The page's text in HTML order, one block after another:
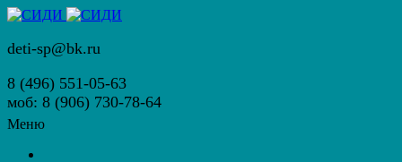
deti-sp@bk.ru
8 (496) 551-05-63
моб: 8 (906) 730-78-64
Меню